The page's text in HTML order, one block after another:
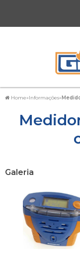
Home»Informações»
Galeria